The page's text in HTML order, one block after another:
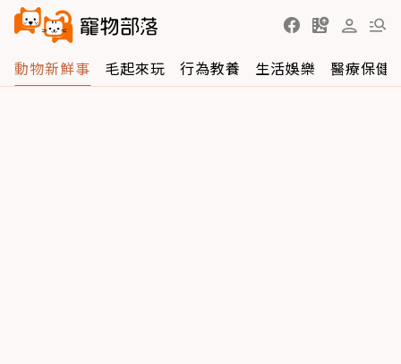
動物新鮮事 毛起來玩 行為教養 生活娛樂 醫療保健